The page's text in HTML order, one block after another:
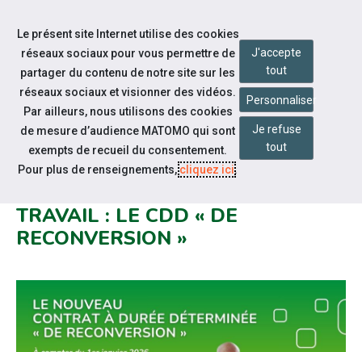
Aller au contenu
Notre actualité
UN NOUVEAU MOTIF DE CDD
TRAVAIL : LE CDD « DE
RECONVERSION »
Le présent site Internet utilise des cookies
réseaux sociaux pour vous permettre de
partager du contenu de notre site sur les
réseaux sociaux et visionner des vidéos.
Par ailleurs, nous utilisons des cookies
de mesure d’audience MATOMO qui sont
exempts de recueil du consentement.
Pour plus de renseignements,cliquez ici.
J'accepte
tout
Personnaliser
Je refuse
tout